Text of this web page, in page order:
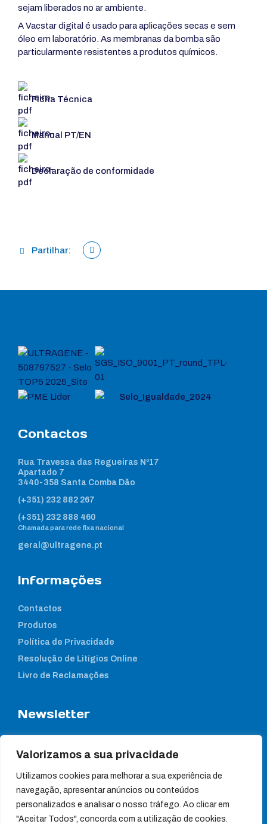
Valorizamos a sua privacidade
Utilizamos cookies para melhorar a sua experiência de
navegação, apresentar anúncios ou conteúdos
personalizados e analisar o nosso tráfego. Ao clicar em
"Aceitar Todos", concorda com a utilização de cookies.
sejam liberados no ar ambiente.
A Vacstar digital é usado para aplicações secas e sem
óleo em laboratório. As membranas da bomba são
particularmente resistentes a produtos químicos.
Ficha Técnica
Manual PT/EN
Declaração de conformidade
Partilhar:
Contactos
Rua Travessa das Regueiras Nº17
Apartado 7
3440-358 Santa Comba Dão
(+351) 232 882 267
(+351) 232 888 460
Chamada para rede fixa nacional
geral@ultragene.pt
Informações
Contactos
Produtos
Política de Privacidade
Resolução de Litígios Online
Livro de Reclamações
Newsletter
notícias